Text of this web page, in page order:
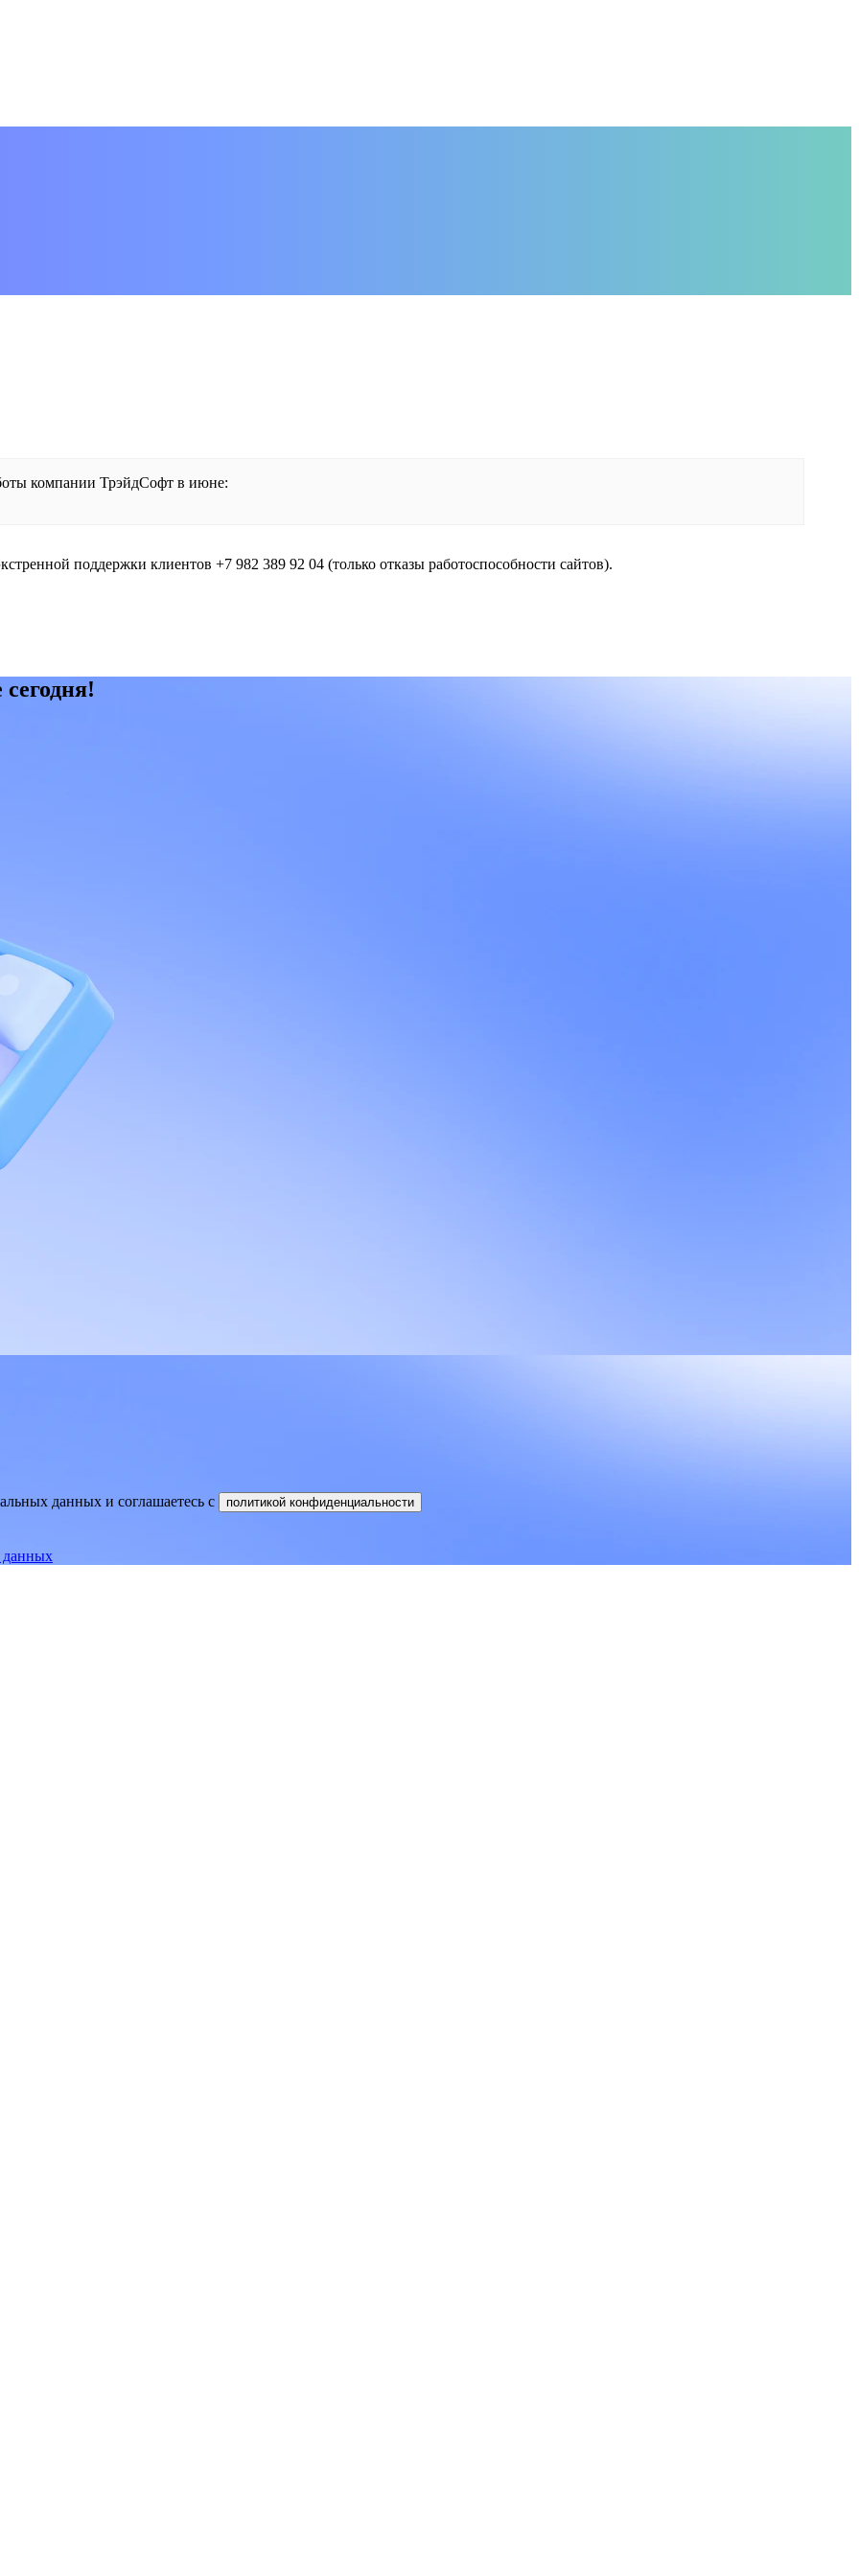
компании ТрэйдСофт в июне:
поддержки клиентов +7 982 389 92 04 (только отказы работоспособности сайтов).
данных и соглашаетесь c политикой конфиденциальности
данных